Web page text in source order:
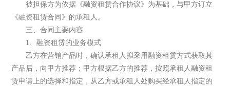
被担保方为依据《融资租赁合作协议》为基础，与甲方订立
《融资租赁合同》的承租人。
三、合同主要内容
1、融资租赁的业务模式
乙方在营销产品时，确认承租人拟采用融资租赁方式获取其
产品后，向甲方推荐；甲方根据乙方的推荐，按照承租人融资租
赁申请上的选择和指定，从乙方或承租人处购买经承租人指定的